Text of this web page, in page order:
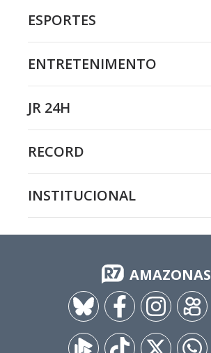
ESPORTES
ENTRETENIMENTO
JR 24H
RECORD
INSTITUCIONAL
AMAZONAS